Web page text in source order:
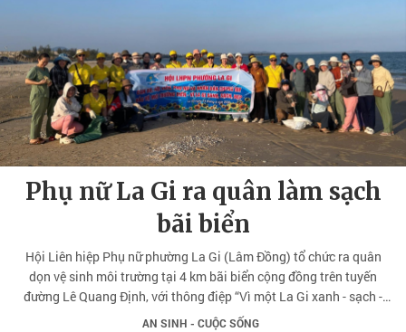
Phụ nữ La Gi ra quân làm sạch
bãi biển
Hội Liên hiệp Phụ nữ phường La Gi (Lâm Đồng) tổ chức ra quân
dọn vệ sinh môi trường tại 4 km bãi biển cộng đồng trên tuyến
đường Lê Quang Định, với thông điệp “Vì một La Gi xanh - sạch -
đẹp”.
AN SINH - CUỘC SỐNG